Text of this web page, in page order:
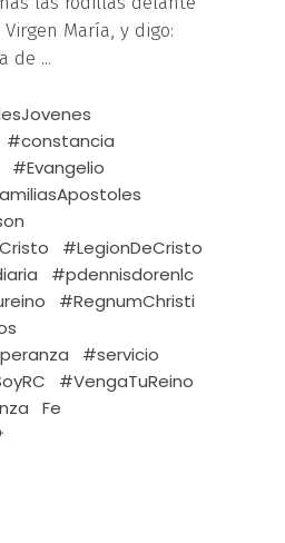
María, y digo:
de
#constancia
#Evangelio
#LegionDeCristo
#pdennisdorenlc
#RegnumChristi
#servicio
#VengaTuReino
Fe